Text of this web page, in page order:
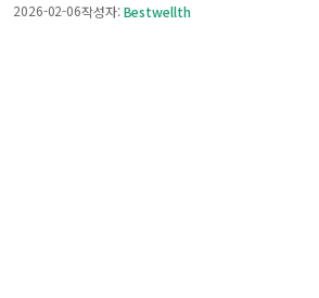
2026-02-06작성자:Bestwellth